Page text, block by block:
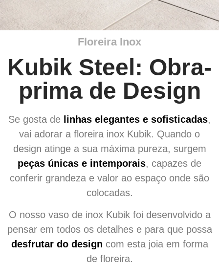
Floreira Inox
Kubik Steel: Obra-
prima de Design
Se gosta de linhas elegantes e sofisticadas,
vai adorar a floreira inox Kubik. Quando o
design atinge a sua máxima pureza, surgem
peças únicas e intemporais, capazes de
conferir grandeza e valor ao espaço onde são
colocadas.
O nosso vaso de inox Kubik foi desenvolvido a
pensar em todos os detalhes e para que possa
desfrutar do design com esta joia em forma
de floreira.